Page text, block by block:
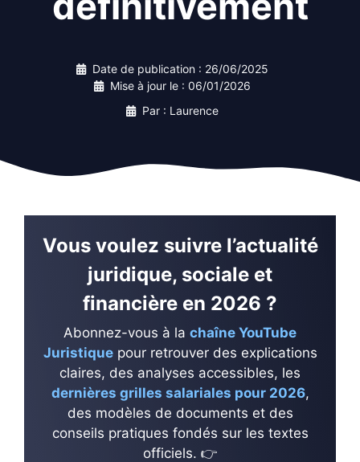
Date de publication : 26/06/2025
Mise à jour le : 06/01/2026
Par : Laurence
Vous voulez suivre l’actualité
juridique, sociale et
financière en 2026 ?
Abonnez-vous à la chaîne YouTube
Juristiquepour retrouver des explications
claires, des analyses accessibles, les
dernières grilles salariales pour 2026,
des modèles de documents et des
conseils pratiques fondés sur les textes
officiels. 👉